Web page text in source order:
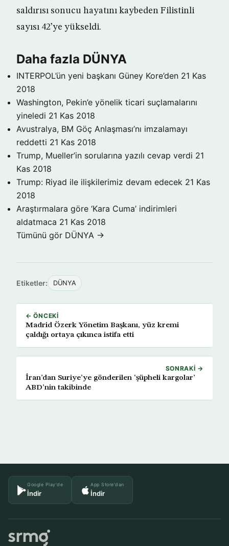
saldırısı sonucu hayatını kaybeden Filistinli
sayısı 42’ye yükseldi.
Daha fazla DÜNYA
INTERPOL’ün yeni başkanı Güney Kore’den 21 Kas
2018
Washington, Pekin’e yönelik ticari suçlamalarını
yineledi 21 Kas 2018
Avustralya, BM Göç Anlaşması’nı imzalamayı
reddetti 21 Kas 2018
Trump, Mueller’in sorularına yazılı cevap verdi 21
Kas 2018
Trump: Riyad ile ilişkilerimiz devam edecek 21 Kas
2018
Araştırmalara göre ‘Kara Cuma’ indirimleri
aldatmaca 21 Kas 2018
Tümünü gör DÜNYA →
Etiketler: DÜNYA
← ÖNCEKI
Madrid Özerk Yönetim Başkanı, yüz kremi
çaldığı ortaya çıkınca istifa etti
SONRAKI →
İran’dan Suriye’ye gönderilen ‘şüpheli kargolar’
ABD’nin takibinde
Google Play'de
İndir
App Store'dan
İndir